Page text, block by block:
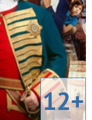
12+